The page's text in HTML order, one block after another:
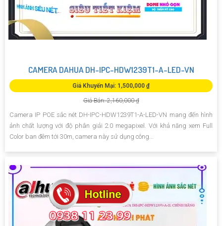
CAMERA DAHUA DH-IPC-HDW1239T1-A-LED-VN
Giá Khuyến Mại: 1,500,000 ₫
Giá Bán: 2,160,000 ₫
Camera IP POE sắc nét DH-IPC-HDW1239T1-A-LED-VN mang đến hình
ảnh chất lượng với độ phân giải 2.0 megapixel. Với khả năng xem Full
Color ban đêm tới 30m, camera này sử dụng công...